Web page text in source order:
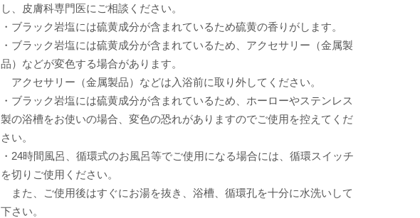
し、皮膚科専門医にご相談ください。
・ブラック岩塩には硫黄成分が含まれているため硫黄の香りがします。
・ブラック岩塩には硫黄成分が含まれているため、アクセサリー（金属製
品）などが変色する場合があります。
アクセサリー（金属製品）などは入浴前に取り外してください。
・ブラック岩塩には硫黄成分が含まれているため、ホーローやステンレス
製の浴槽をお使いの場合、変色の恐れがありますのでご使用を控えてくだ
さい。
・24時間風呂、循環式のお風呂等でご使用になる場合には、循環スイッチ
を切りご使用ください。
また、ご使用後はすぐにお湯を抜き、浴槽、循環孔を十分に水洗いして
下さい。